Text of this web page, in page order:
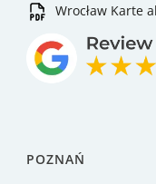
Wrocław Karte
POZNAŃ